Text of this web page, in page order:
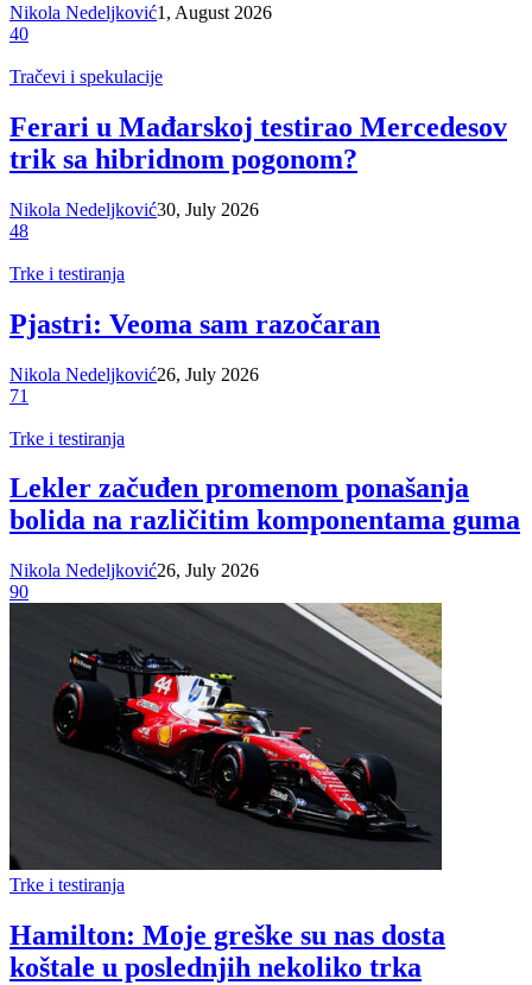
Nikola Nedeljković1, August 2026
40
Tračevi i spekulacije
Ferari u Mađarskoj testirao Mercedesov
trik sa hibridnom pogonom?
Nikola Nedeljković30, July 2026
48
Trke i testiranja
Pjastri: Veoma sam razočaran
Nikola Nedeljković26, July 2026
71
Trke i testiranja
Lekler začuđen promenom ponašanja
bolida na različitim komponentama guma
Nikola Nedeljković26, July 2026
90
Trke i testiranja
Hamilton: Moje greške su nas dosta
koštale u poslednjih nekoliko trka